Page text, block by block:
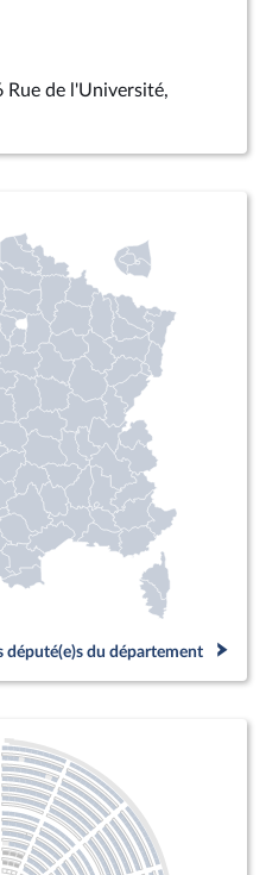
Rue de l'Université,
député(e)s du département